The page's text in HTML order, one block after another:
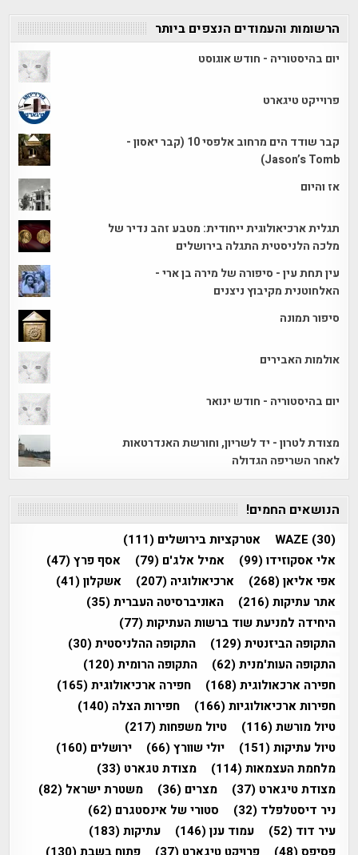
הרשומות והעמודים הנצפים ביותר
יום בהיסטוריה - חודש אוגוסט
פרוייקט טיגארט
קבר שודד הים מרחוב אלפסי 10 (קבר יאסון -
Jason’s Tomb)
אז והיום
תגלית ארכיאולוגית ייחודית: מטבע זהב נדיר של
מלכה הלניסטית התגלה בירושלים
עין תחת עין - סיפורה של מירה בן ארי -
האלחוטנית מקיבוץ ניצנים
סיפור תמונה
אולמות האבירים
יום בהיסטוריה - חודש ינואר
מצודת לטרון - יד לשריון, וחורשת האנדרטאות
לאחר השריפה הגדולה
הנושאים החמים!
WAZE (30) אטרקציות בירושלים (111)
אלי אסקוזידו(99) אמיל אלג'ם (79) אסף פרץ(47)
אפי אליאן(268) ארכיאולוגיה (207) אשקלון(41)
אתר עתיקות(216) האוניברסיטה העברית(35)
היחידה למניעת שוד ברשות העתיקות(77)
התקופה הביזנטית(129) התקופה ההלניסטית(30)
התקופה העות'מנית(62) התקופה הרומית(120)
חפירה ארכאולוגית(168) חפירה ארכיאולוגית(165)
חפירות ארכיאולוגיות(166) חפירות הצלה (140)
טיול מורשת(116) טיול משפחות(217)
טיול עתיקות(151) יולי שוורץ(66) ירושלים (160)
מלחמת העצמאות(114) מצודת טגארט (33)
מצודת טיגארט (37) מצרים (36) משטרת ישראל (82)
ניר דיסטלפלד (32) סטורי של אינסטגרם (62)
עיר דוד (52) עמוד ענן(146) עתיקות(183)